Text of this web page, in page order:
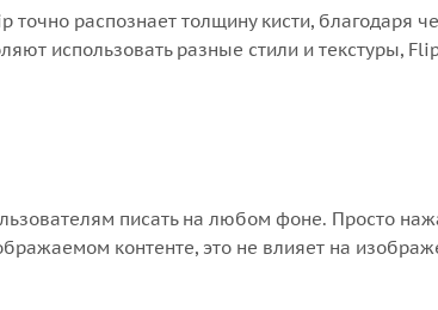
точно распознает толщину кисти,
использовать разные стили и текстуры,
писать на любом фоне. Просто
контенте, это не влияет на